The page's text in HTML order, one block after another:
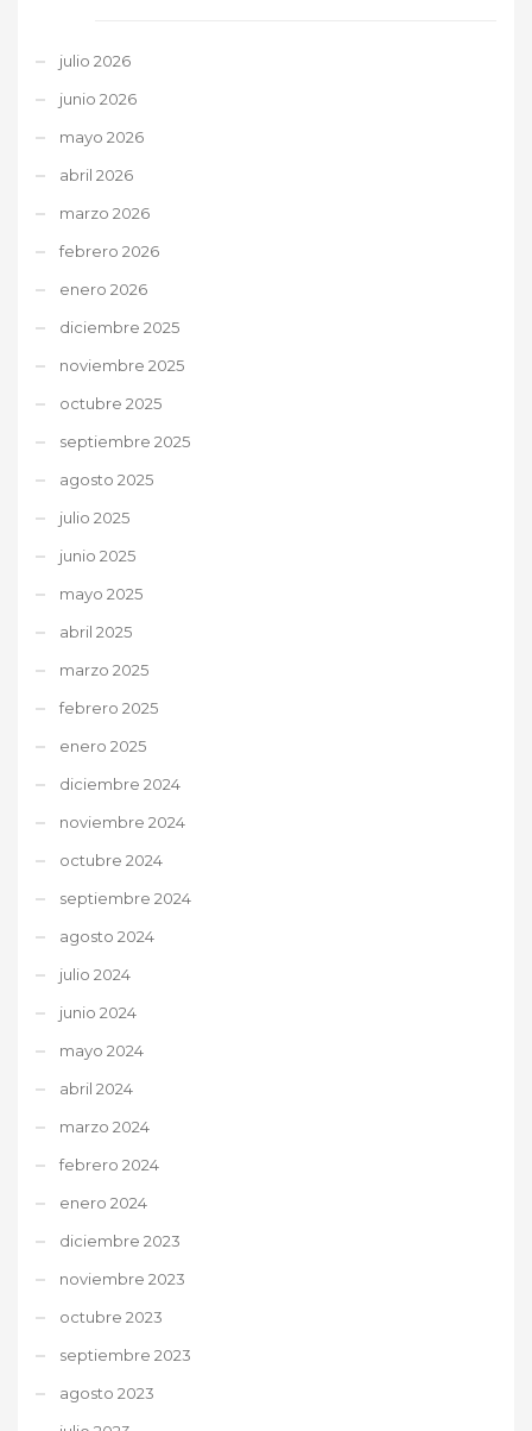
julio 2026
junio 2026
mayo 2026
abril 2026
marzo 2026
febrero 2026
enero 2026
diciembre 2025
noviembre 2025
octubre 2025
septiembre 2025
agosto 2025
julio 2025
junio 2025
mayo 2025
abril 2025
marzo 2025
febrero 2025
enero 2025
diciembre 2024
noviembre 2024
octubre 2024
septiembre 2024
agosto 2024
julio 2024
junio 2024
mayo 2024
abril 2024
marzo 2024
febrero 2024
enero 2024
diciembre 2023
noviembre 2023
octubre 2023
septiembre 2023
agosto 2023